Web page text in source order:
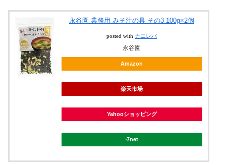
永谷園 業務用 みそ汁の具 その3 100g×2個
posted with カエレバ
永谷園
Amazon
楽天市場
Yahooショッピング
7net